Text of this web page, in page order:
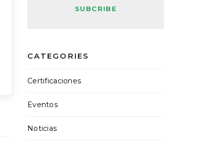
SUBCRIBE
CATEGORIES
Certificaciones
Eventos
Noticias